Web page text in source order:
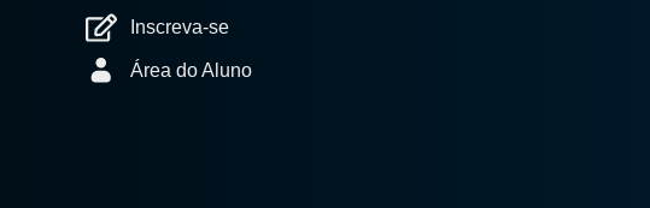
Inscreva-se
Área do Aluno